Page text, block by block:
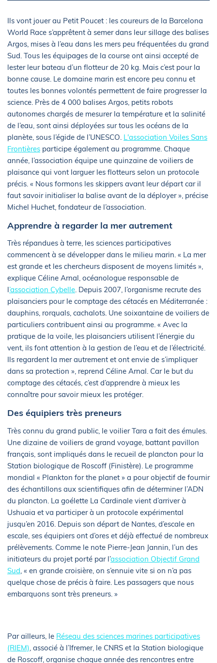
Ils vont jouer au Petit Poucet : les coureurs de la Barcelona
World Race s’apprêtent à semer dans leur sillage des balises
Argos, mises à l’eau dans les mers peu fréquentées du grand
Sud. Tous les équipages de la course ont ainsi accepté de
lester leur bateau d’un flotteur de 20 kg. Mais c’est pour la
bonne cause. Le domaine marin est encore peu connu et
toutes les bonnes volontés permettent de faire progresser la
science. Près de 4 000 balises Argos, petits robots
autonomes chargés de mesurer la température et la salinité
de l’eau, sont ainsi déployées sur tous les océans de la
planète, sous l’égide de l’UNESCO. L'association Voiles Sans
Frontières participe également au programme. Chaque
année, l’association équipe une quinzaine de voiliers de
plaisance qui vont larguer les flotteurs selon un protocole
précis. « Nous formons les skippers avant leur départ car il
faut savoir initialiser la balise avant de la déployer », précise
Michel Huchet, fondateur de l’association.
Apprendre à regarder la mer autrement
Très répandues à terre, les sciences participatives
commencent à se développer dans le milieu marin. « La mer
est grande et les chercheurs disposent de moyens limités »,
explique Céline Arnal, océanologue responsable de
l’association Cybelle. Depuis 2007, l’organisme recrute des
plaisanciers pour le comptage des cétacés en Méditerranée :
dauphins, rorquals, cachalots. Une soixantaine de voiliers de
particuliers contribuent ainsi au programme. « Avec la
pratique de la voile, les plaisanciers utilisent l’énergie du
vent, ils font attention à la gestion de l’eau et de l’électricité.
Ils regardent la mer autrement et ont envie de s’impliquer
dans sa protection », reprend Céline Arnal. Car le but du
comptage des cétacés, c’est d’apprendre à mieux les
connaître pour savoir mieux les protéger.
Des équipiers très preneurs
Très connu du grand public, le voilier Tara a fait des émules.
Une dizaine de voiliers de grand voyage, battant pavillon
français, sont impliqués dans le recueil de plancton pour la
Station biologique de Roscoff (Finistère). Le programme
mondial « Plankton for the planet » a pour objectif de fournir
des échantillons aux scientifiques afin de déterminer l’ADN
du plancton. La goélette La Cardinale vient d’arriver à
Ushuaia et va participer à un protocole expérimental
jusqu’en 2016. Depuis son départ de Nantes, d’escale en
escale, ses équipiers ont d’ores et déjà effectué de nombreux
prélèvements. Comme le note Pierre-Jean Jannin, l’un des
initiateurs du projet porté par l’association Objectif Grand
Sud, « en grande croisière, on s’ennuie vite si on n’a pas
quelque chose de précis à faire. Les passagers que nous
embarquons sont très preneurs. »
Par ailleurs, le Réseau des sciences marines participatives
(RIEM), associé à l’Ifremer, le CNRS et la Station biologique
de Roscoff, organise chaque année des rencontres entre